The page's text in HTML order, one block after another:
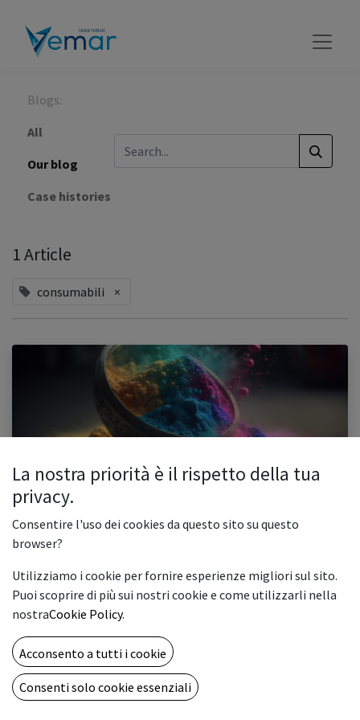
Blogs:
All
Our blog
Case histories
1 Article
consumabili ×
Consumabili: Toner o Cartucce?
Sempre più spesso è facile trovare una stampante non solo negli ambienti di
stampare in casa i documenti che, sebbene la ...
artigrafiche
inchiostri
stampante inkjet stampante laser toner
0 2742
ABOUT US
Una full immersion nel mondo della stampa digitale e delle
artigrafiche al fine di condividere idee e tecnologie
La nostra priorità è il rispetto della tua
privacy.
Consentire l'uso dei cookies da questo sito su questo
browser?
Utilizziamo i cookie per fornire esperienze migliori sul sito.
Puoi scoprire di più sui nostri cookie e come utilizzarli nella
nostraCookie Policy.
Acconsento a tutti i cookie
Consenti solo cookie essenziali